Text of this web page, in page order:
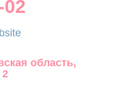
02
область,